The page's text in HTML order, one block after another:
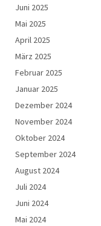
Juni 2025
Mai 2025
April 2025
März 2025
Februar 2025
Januar 2025
Dezember 2024
November 2024
Oktober 2024
September 2024
August 2024
Juli 2024
Juni 2024
Mai 2024